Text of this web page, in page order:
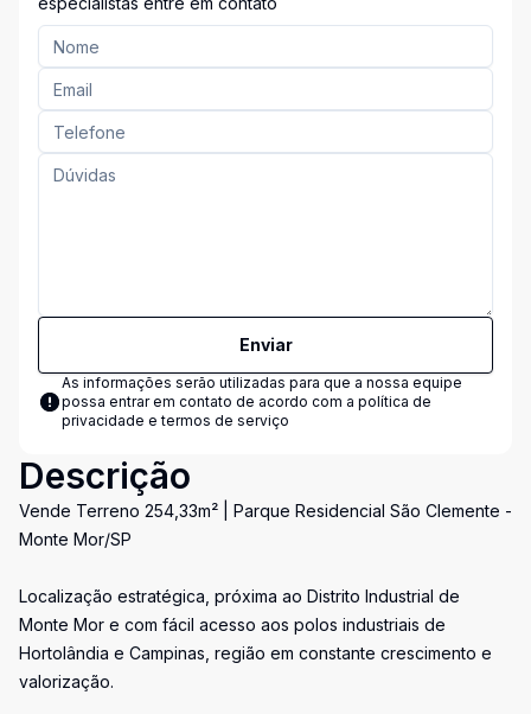
Enviar
As informações serão utilizadas para que a nossa equipe
possa entrar em contato de acordo com a política de
privacidade e termos de serviço
Descrição
Vende Terreno 254,33m² | Parque Residencial São Clemente -
Monte Mor/SP
Localização estratégica, próxima ao Distrito Industrial de
Monte Mor e com fácil acesso aos polos industriais de
Hortolândia e Campinas, região em constante crescimento e
valorização.